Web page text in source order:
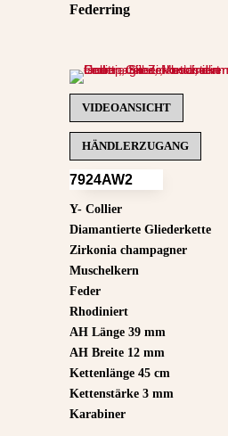
Federring
VIDEOANSICHT
HÄNDLERZUGANG
7924AW2
Y- Collier
Diamantierte Gliederkette
Zirkonia champagner
Muschelkern
Feder
Rhodiniert
AH Länge 39 mm
AH Breite 12 mm
Kettenlänge 45 cm
Kettenstärke 3 mm
Karabiner